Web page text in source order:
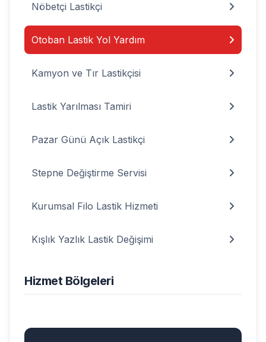
Nöbetçi Lastikçi
Otoban Lastik Yol Yardım
Kamyon ve Tır Lastikçisi
Lastik Yarılması Tamiri
Pazar Günü Açık Lastikçi
Stepne Değiştirme Servisi
Kurumsal Filo Lastik Hizmeti
Kışlık Yazlık Lastik Değişimi
Hizmet Bölgeleri